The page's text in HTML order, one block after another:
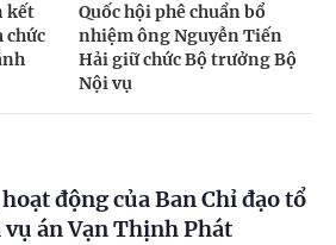
kết
chức
Quốc hội phê chuẩn bổ
nhiệm ông Nguyễn Tiến
Hải giữ chức Bộ trưởng Bộ
Nội vụ
động của Ban Chỉ đạo tổ
án Vạn Thịnh Phát